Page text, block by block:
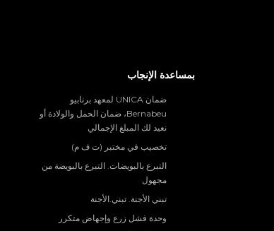
بمساعدة الإنجاب
ضمان UNICA لمعهد برنابيو
Bernabeu، ضمان الحمل والولادة أو
نعيد لك المبلغ الإجمالي
تخصيب في مختبر (ت ف م)
التبرع بالبويضات. التبرع بالبويضة من
مجهول
تبني الأجنة. تبني.الأجنة
وحدة فشل زرع وإجهاض متكرر